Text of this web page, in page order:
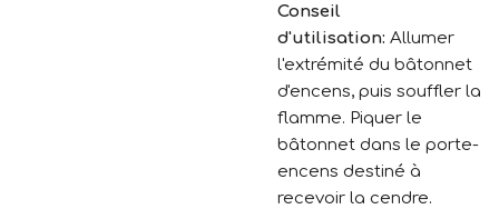
Conseil
d'utilisation: Allumer
l'extrémité du bâtonnet
d'encens, puis souffler la
flamme. Piquer le
bâtonnet dans le porte-
encens destiné à
recevoir la cendre.